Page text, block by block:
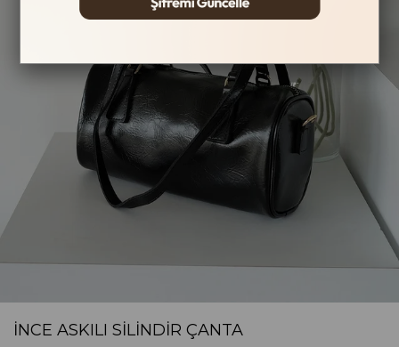
İNCE ASKILI SILINDIR ÇANTA